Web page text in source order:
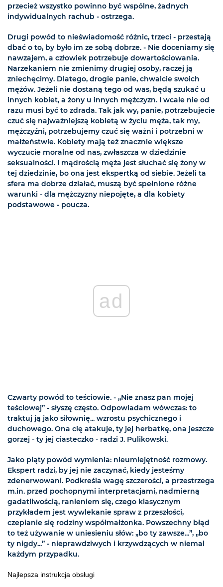
przecież wszystko powinno być wspólne, żadnych
indywidualnych rachub - ostrzega.
Drugi powód to nieświadomość różnic, trzeci - przestają
dbać o to, by było im ze sobą dobrze. - Nie doceniamy się
nawzajem, a człowiek potrzebuje dowartościowania.
Narzekaniem nie zmienimy drugiej osoby, raczej ją
zniechęcimy. Dlatego, drogie panie, chwalcie swoich
mężów. Jeżeli nie dostaną tego od was, będą szukać u
innych kobiet, a żony u innych mężczyzn. I wcale nie od
razu musi być to zdrada. Tak jak wy, panie, potrzebujecie
czuć się najważniejszą kobietą w życiu męża, tak my,
mężczyźni, potrzebujemy czuć się ważni i potrzebni w
małżeństwie. Kobiety mają też znacznie większe
wyczucie moralne od nas, zwłaszcza w dziedzinie
seksualności. I mądrością męża jest słuchać się żony w
tej dziedzinie, bo ona jest ekspertką od siebie. Jeżeli ta
sfera ma dobrze działać, muszą być spełnione różne
warunki - dla mężczyzny niepojęte, a dla kobiety
podstawowe - poucza.
ad
Czwarty powód to teściowie. - „Nie znasz pan mojej
teściowej” - słyszę często. Odpowiadam wówczas: to
traktuj ją jako siłownię... wzrostu psychicznego i
duchowego. Ona cię atakuje, ty jej herbatkę, ona jeszcze
gorzej - ty jej ciasteczko - radzi J. Pulikowski.
Jako piąty powód wymienia: nieumiejętność rozmowy.
Ekspert radzi, by jej nie zaczynać, kiedy jesteśmy
zdenerwowani. Podkreśla wagę szczerości, a przestrzega
m.in. przed pochopnymi interpretacjami, nadmierną
gadatliwością, ranieniem się, czego klasycznym
przykładem jest wywlekanie spraw z przeszłości,
czepianie się rodziny współmałżonka. Powszechny błąd
to też używanie w uniesieniu słów: „bo ty zawsze...”, „bo
ty nigdy...” - nieprawdziwych i krzywdzących w niemal
każdym przypadku.
Najlepsza instrukcja obsługi